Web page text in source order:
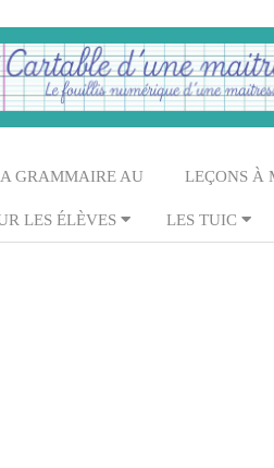
GRAMMAIRE AU LEÇONS À
LES ÉLÈVES LES TUIC